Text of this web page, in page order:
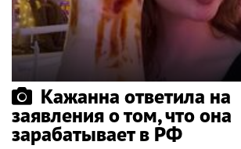
Кажанна ответила на
заявления о том, что она
зарабатывает в РФ